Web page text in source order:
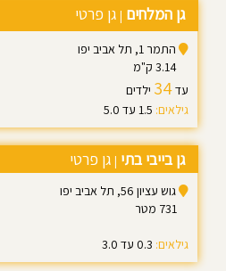
גן המלחים | גן פרטי
התמר 1, תל אביב יפו
3.14 ק"מ
עד34 ילדים
גילאים: 1.5 עד 5.0
גן בייבי בתי | גן פרטי
גוש עציון 56, תל אביב יפו
731 מטר
גילאים: 0.3 עד 3.0